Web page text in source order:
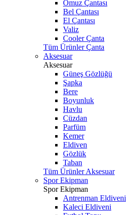
Omuz Çantası
Bel Çantası
El Çantası
Valiz
Cooler Çanta
Tüm Ürünler Çanta
Aksesuar
Aksesuar
Güneş Gözlüğü
Şapka
Bere
Boyunluk
Havlu
Cüzdan
Parfüm
Kemer
Eldiven
Gözlük
Taban
Tüm Ürünler Aksesuar
Spor Ekipman
Spor Ekipman
Antrenman Eldiveni
Kaleci Eldiveni